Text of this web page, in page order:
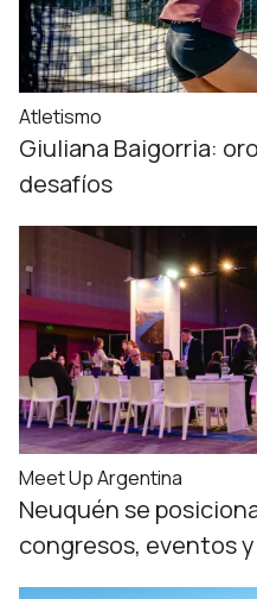
Atletismo
Giuliana Baigorria:
desafíos
Meet Up Argentina
Neuquén se
congresos, eventos